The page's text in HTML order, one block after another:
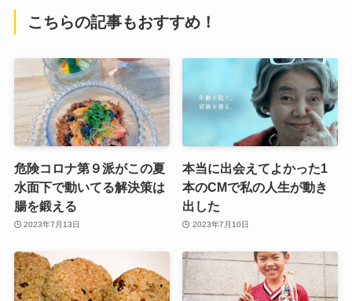
こちらの記事もおすすめ！
危険コロナ第９派がこの夏
水面下で動いてる解決策は
腸を鍛える
2023年7月13日
本当に出会えてよかった1
本のCMで私の人生が動き
出した
2023年7月10日